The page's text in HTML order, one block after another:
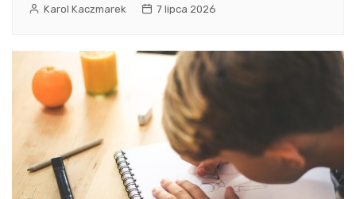
Karol Kaczmarek 7 lipca 2026